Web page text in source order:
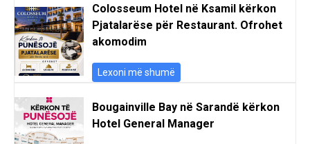
Colosseum Hotel në Ksamil kërkon
Pjatalarëse për Restaurant. Ofrohet
akomodim
Lexoni më shumë
Bougainville Bay në Sarandë kërkon
Hotel General Manager